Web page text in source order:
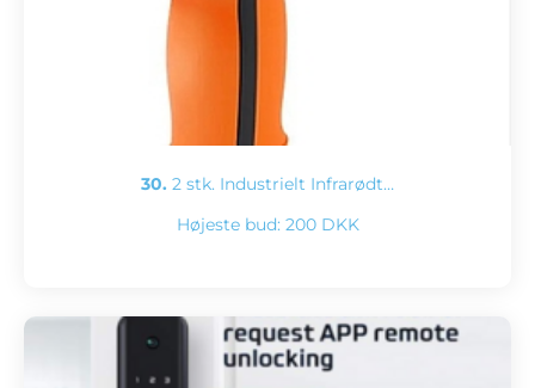
30. 2 stk. Industrielt Infrarødt…
Højeste bud: 200 DKK